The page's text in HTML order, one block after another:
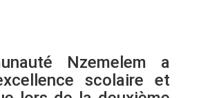
Nzemelem a
scolaire et